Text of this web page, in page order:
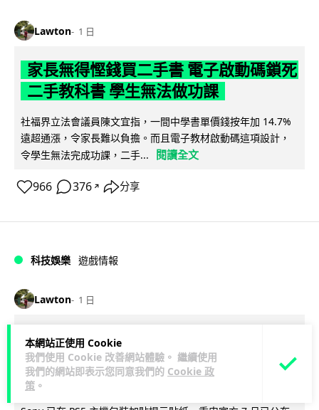
本網站正使用 Cookie
我們使用 Cookie 改善網站體驗。 繼續使用
我們的網站即表示您同意我們的 Cookie 政
策 。
Lawton 1 日
家長無得慳錢買二手書 電子啟動碼鎖死
二手教科書 學生無法做功課
社福界立法會議員陳文宜指，一間中學書單價錢按年加 14.7%
遠超通漲，令家長難以負擔。而且電子教材啟動碼這項設計，
令學生無法完成功課，二手...
閱讀全文
966 376 ↗ 分享
科技娛樂 遊戲情報
Lawton 1 日
PlayStation 確認停產實體光碟 包裝印
出重要通告 2028 年 1 月後不出光碟遊
戲